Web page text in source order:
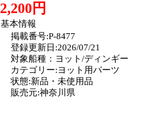
2,200円
基本情報
掲載番号:P-8477
登録更新日:2026/07/21
対象船種：ヨット/ディンギー
カテゴリー:ヨット用パーツ
状態:新品・未使用品
販売元:神奈川県